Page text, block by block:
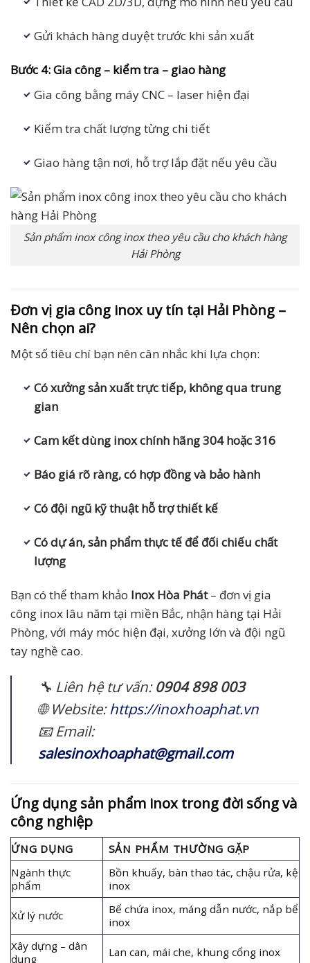
Gửi khách hàng duyệt trước khi sản xuất
Bước 4: Gia công – kiểm tra – giao hàng
Gia công bằng máy CNC – laser hiện đại
Kiểm tra chất lượng từng chi tiết
Giao hàng tận nơi, hỗ trợ lắp đặt nếu yêu cầu
Sản phẩm inox công inox theo yêu cầu cho khách hàng
Hải Phòng
Đơn vị gia công inox uy tín tại Hải Phòng –
Nên chọn ai?
Một số tiêu chí bạn nên cân nhắc khi lựa chọn:
Có xưởng sản xuất trực tiếp, không qua trung
gian
Cam kết dùng inox chính hãng 304 hoặc 316
Báo giá rõ ràng, có hợp đồng và bảo hành
Có đội ngũ kỹ thuật hỗ trợ thiết kế
Có dự án, sản phẩm thực tế để đối chiếu chất
lượng
Bạn có thể tham khảo Inox Hòa Phát– đơn vị gia
công inox lâu năm tại miền Bắc, nhận hàng tại Hải
Phòng, với máy móc hiện đại, xưởng lớn và đội ngũ
tay nghề cao.
🔧 Liên hệ tư vấn:0904 898 003
🌐 Website:https://inoxhoaphat.vn
📧 Email:
salesinoxhoaphat@gmail.com
Ứng dụng sản phẩm inox trong đời sống và
công nghiệp
ỨNG DỤNG
SẢN PHẨM THƯỜNG GẶP
Ngành thực
phẩm
Bồn khuấy, bàn thao tác, chậu rửa, kệ
inox
Xử lý nước
Bể chứa inox, máng dẫn nước, nắp bể
inox
Xây dựng – dân
dụng
Lan can, mái che, khung cổng inox